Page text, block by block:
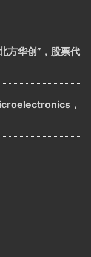
方华创”，股票代
，